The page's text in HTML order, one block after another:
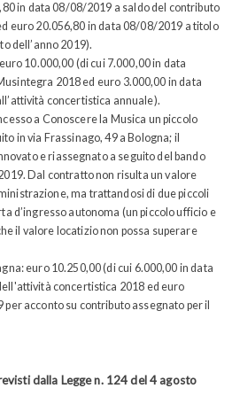
in data 08/08/2019 a saldo del contributo
euro 20.056,80 in data 08/08/2019 a titolo
dell’anno 2019).
10.000,00 (di cui 7.000,00 in data
2018 ed euro 3.000,00 in data
concertistica annuale).
a Conoscere la Musica un piccolo
in via Frassinago, 49 a Bologna; il
e riassegnato a seguito del bando
Dal contratto non risulta un valore
ma trattandosi di due piccoli
d’ingresso autonoma (un piccolo ufficio e
il valore locatizio non possa superare
euro 10.250,00 (di cui 6.000,00 in data
concertistica 2018 ed euro
acconto su contributo assegnato per il
dalla Legge n. 124 del 4 agosto